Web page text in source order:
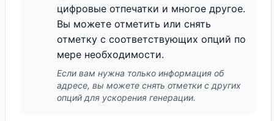
цифровые отпечатки и многое другое.
Вы можете отметить или снять
отметку с соответствующих опций по
мере необходимости.
Если вам нужна только информация об
адресе, вы можете снять отметки с других
опций для ускорения генерации.